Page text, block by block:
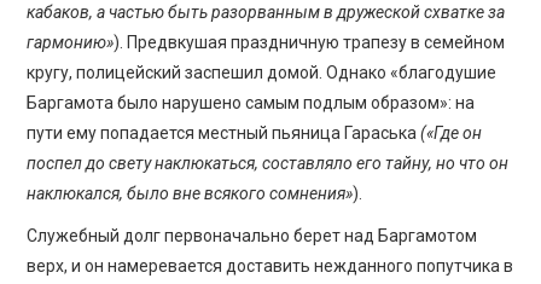
кабаков, а частью быть разорванным в дружеской схватке за
гармонию»). Предвкушая праздничную трапезу в семейном
кругу, полицейский заспешил домой. Однако «благодушие
Баргамота было нарушено самым подлым образом»: на
пути ему попадается местный пьяница Гараська(«Где он
поспел до свету наклюкаться, составляло его тайну, но что он
наклюкался, было вне всякого сомнения»).
Служебный долг первоначально берет над Баргамотом
верх, и он намеревается доставить нежданного попутчика в